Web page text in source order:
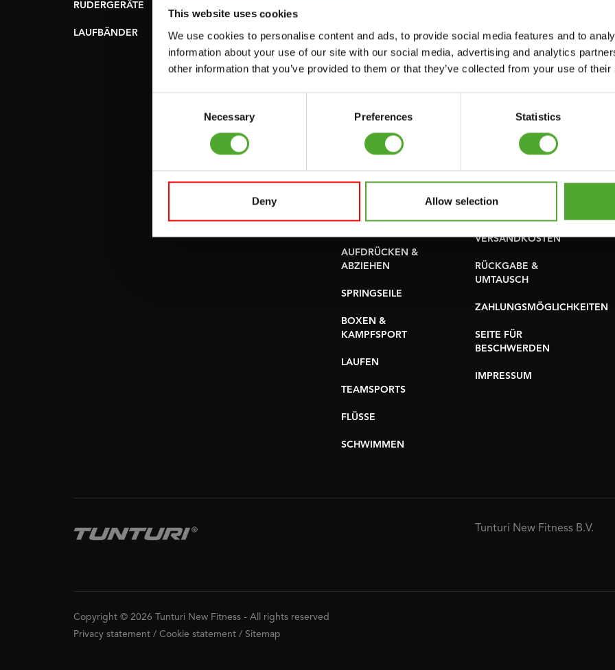
This website uses cookies
We use cookies to personalise content and ads, to provide social media features and to
information about your use of our site with our social media, advertising and analytics
other information that you’ve provided to them or that they’ve collected from your use of
Necessary Preferences Statistics
Deny Allow selection
RUDERGERÄTE
LAUFBÄNDER
KRAFSTATIONEN
SMITH-MASCHINEN
UMLENKSTATIONEN
FITNESS-RACKS
SUPPORT
YOGA & PILATES
MINIBIKES/AEROBIC-
TRAINER
AUFDRÜCKEN &
ABZIEHEN
SPRINGSEILE
BOXEN &
KAMPFSPORT
LAUFEN
TEAMSPORTS
FLÜSSE
SCHWIMMEN
ALTE HANDBÜCHER
PROBLEM BERICHTEN
GARANTIE &
BEDINGUNGEN UND
KONDITIONEN
VERSANDKOSTEN
RÜCKGABE &
UMTAUSCH
ZAHLUNGSMÖGLICHKEITEN
SEITE FÜR
BESCHWERDEN
IMPRESSUM
Tunturi New Fitness B.V.
Copyright © 2026 Tunturi New Fitness - All rights reserved
Privacy statement / Cookie statement / Sitemap